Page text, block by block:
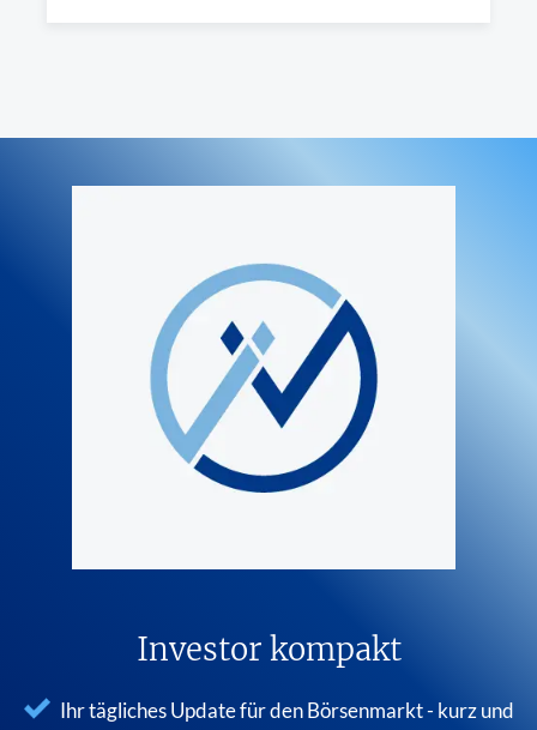
Investor kompakt
Ihr tägliches Update für den Börsenmarkt - kurz und